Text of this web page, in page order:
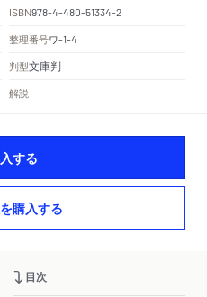
ISBN978-4-480-51334-2
整理番号ワ-1-4
判型文庫判
解説
する
購入する
目次